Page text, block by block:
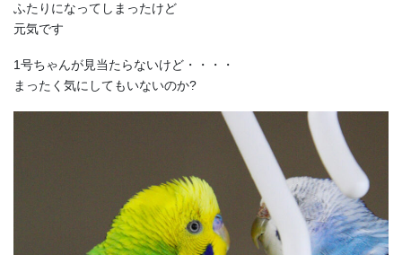
ふたりになってしまったけど
元気です
1号ちゃんが見当たらないけど・・・・
まったく気にしてもいないのか?